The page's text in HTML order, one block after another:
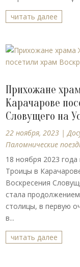
читать далее
Прихожане
Карачарове
Словущего на
22 ноября, 2023 |
Паломнические
18 ноября 2023
Троицы в
Воскресения
стала
столицы, в первую
в...
читать далее